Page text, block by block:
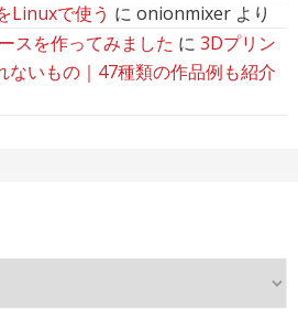
Linuxで使う に onionmixer より
スを作ってみました に 3Dプリン
ないもの｜47種類の作品例も紹介